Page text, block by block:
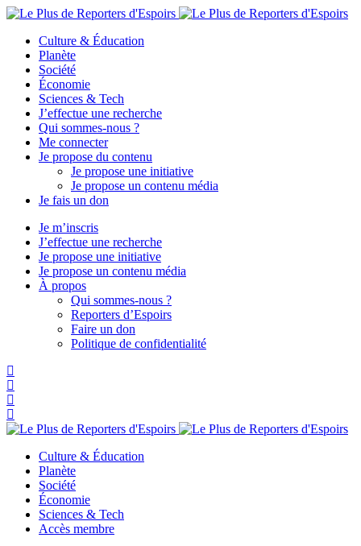
Culture & Éducation
Planète
Société
Économie
Sciences & Tech
J’effectue une recherche
Qui sommes-nous ?
Me connecter
Je propose du contenu
Je propose une initiative
Je propose un contenu média
Je fais un don
Je m’inscris
J’effectue une recherche
Je propose une initiative
Je propose un contenu média
À propos
Qui sommes-nous ?
Reporters d’Espoirs
Faire un don
Politique de confidentialité
Culture & Éducation
Planète
Société
Économie
Sciences & Tech
Accès membre